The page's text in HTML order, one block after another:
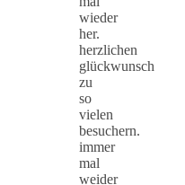
wieder
her.
herzlichen
glückwunsch
zu
so
vielen
besuchern.
immer
mal
weider